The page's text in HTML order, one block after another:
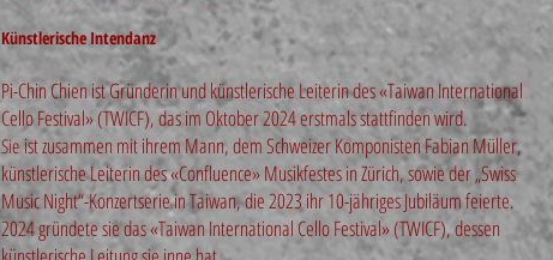
Künstlerische Intendanz
Pi-Chin Chien ist Gründerin und künstlerische Leiterin des «Taiwan International
Cello Festival» (TWICF), das im Oktober 2024 erstmals stattfinden wird.
Sieist zusammen mit ihrem Mann, dem Schweizer Komponisten Fabian Müller,
künstlerische Leiterin des «Confluence» Musikfestes in Zürich, sowie der „Swiss
Music Night“-Konzertserie in Taiwan, die 2023 ihr 10-jähriges Jubiläum feierte.
2024 gründete sie das «Taiwan International Cello Festival» (TWICF), dessen